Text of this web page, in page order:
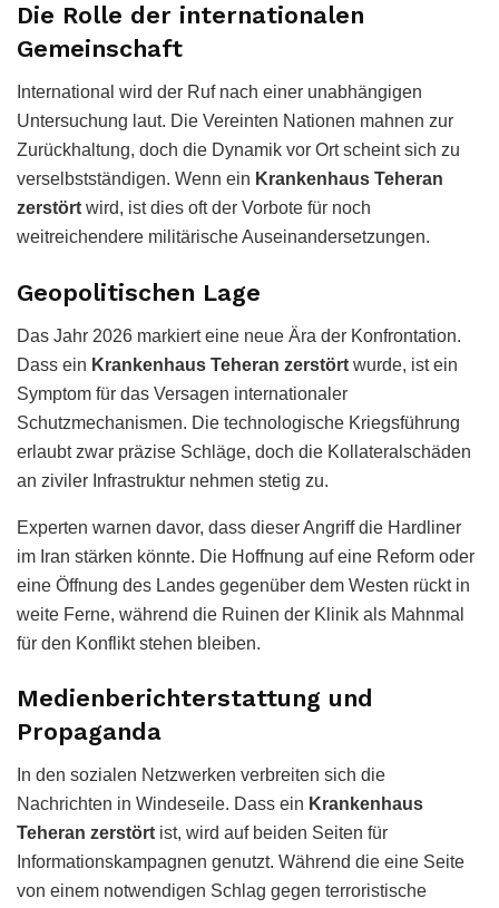
Die Rolle der internationalen
Gemeinschaft
International wird der Ruf nach einer unabhängigen
Untersuchung laut. Die Vereinten Nationen mahnen zur
Zurückhaltung, doch die Dynamik vor Ort scheint sich zu
verselbstständigen. Wenn ein Krankenhaus Teheran
zerstört wird, ist dies oft der Vorbote für noch
weitreichendere militärische Auseinandersetzungen.
Geopolitischen Lage
Das Jahr 2026 markiert eine neue Ära der Konfrontation.
Dass ein Krankenhaus Teheran zerstört wurde, ist ein
Symptom für das Versagen internationaler
Schutzmechanismen. Die technologische Kriegsführung
erlaubt zwar präzise Schläge, doch die Kollateralschäden
an ziviler Infrastruktur nehmen stetig zu.
Experten warnen davor, dass dieser Angriff die Hardliner
im Iran stärken könnte. Die Hoffnung auf eine Reform oder
eine Öffnung des Landes gegenüber dem Westen rückt in
weite Ferne, während die Ruinen der Klinik als Mahnmal
für den Konflikt stehen bleiben.
Medienberichterstattung und
Propaganda
In den sozialen Netzwerken verbreiten sich die
Nachrichten in Windeseile. Dass ein Krankenhaus
Teheran zerstört ist, wird auf beiden Seiten für
Informationskampagnen genutzt. Während die eine Seite
von einem notwendigen Schlag gegen terroristische